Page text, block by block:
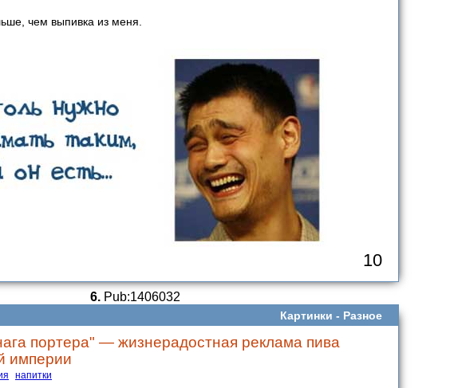
чем выпивка из меня.
10
6.Pub:1406032
Картинки - Разное
портера" — жизнерадостная реклама пива
империи
напитки